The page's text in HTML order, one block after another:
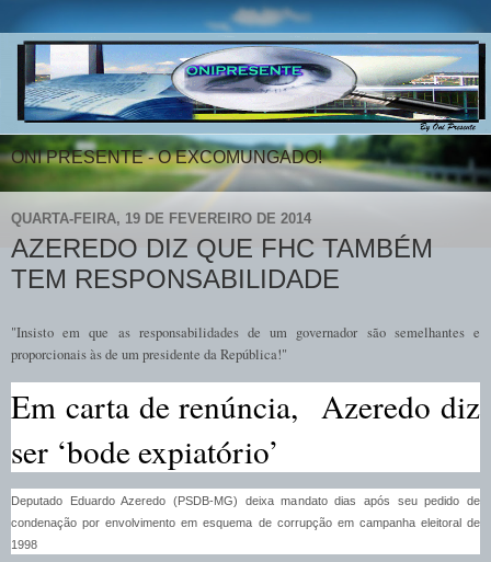
ONI PRESENTE - O EXCOMUNGADO!
QUARTA-FEIRA, 19 DE FEVEREIRO DE 2014
AZEREDO DIZ QUE FHC TAMBÉM
TEM RESPONSABILIDADE
"Insisto em que as responsabilidades de um governador são semelhantes e
proporcionais às de um presidente da República!"
Em carta de renúncia, Azeredo diz
ser ‘bode expiatório’
Deputado Eduardo Azeredo (PSDB-MG) deixa mandato dias após seu pedido de
condenação por envolvimento em esquema de corrupção em campanha eleitoral de
1998